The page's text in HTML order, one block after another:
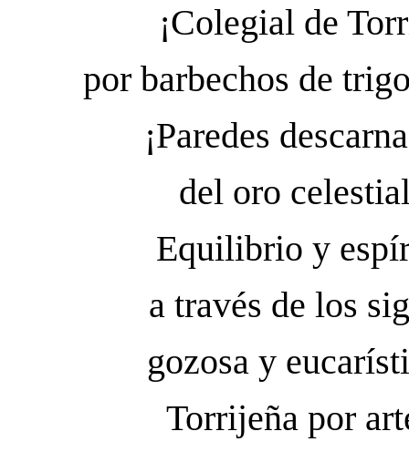
¡Colegial de
por barbechos de
¡Paredes
del oro
Equilibrio y
a través de los
gozosa y
Torrijeña por